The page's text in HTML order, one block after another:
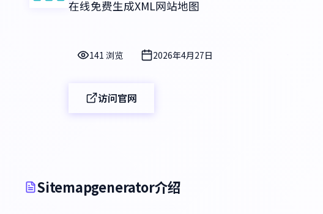
在线免费生成XML网站地图
141 浏览 2026年4月27日
访问官网
Sitemapgenerator介绍